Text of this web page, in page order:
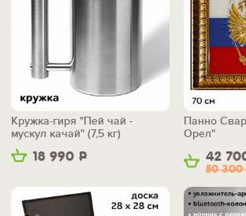
18 990 Р
Кружка-гиря "Пей чай -
мускул качай" (7,5 кг)
42
50 300
Панно
Орел"